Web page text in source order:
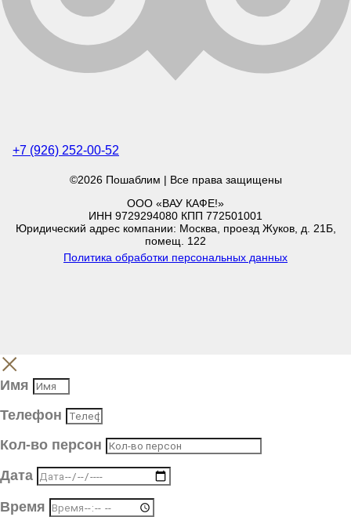
+7 (926) 252-00-52
©2026 Пошаблим | Все права защищены
ООО «ВАУ КАФЕ!»
ИНН 9729294080 КПП 772501001
Юридический адрес компании: Москва, проезд Жуков, д. 21Б,
помещ. 122
Политика обработки персональных данных
Имя
Телефон
Кол-во персон
Дата
Время